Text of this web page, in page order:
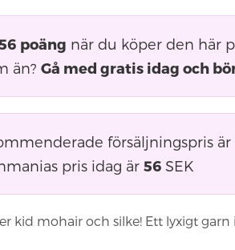
poäng när du köper den här
än?Gå med gratis idag och
försäljningspris är
pris idag är 56SEK
kid mohair och silke! Ett lyxigt garn i